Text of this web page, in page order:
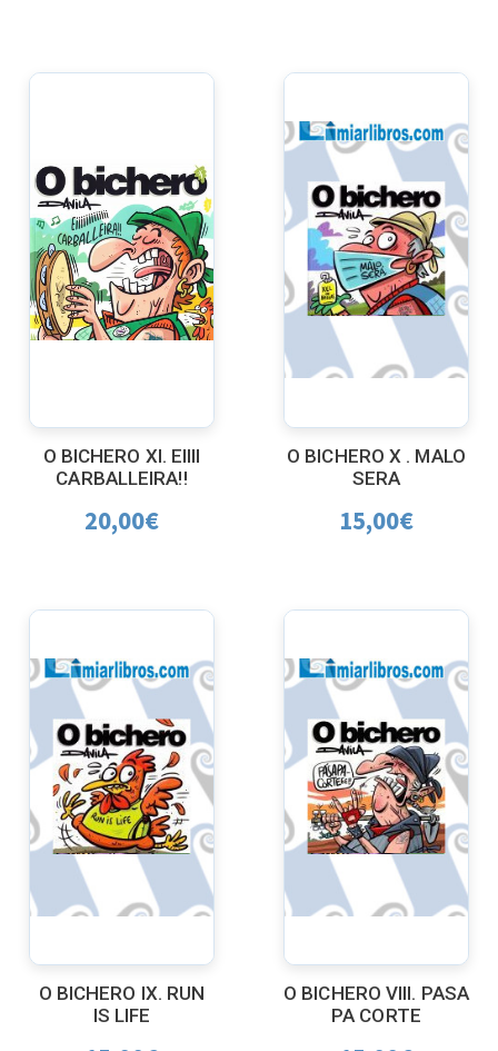
O BICHERO XI. EIIII
CARBALLEIRA!!
20,00€
O BICHERO X . MALO
SERA
15,00€
O BICHERO IX. RUN
IS LIFE
O BICHERO VIII. PASA
PA CORTE